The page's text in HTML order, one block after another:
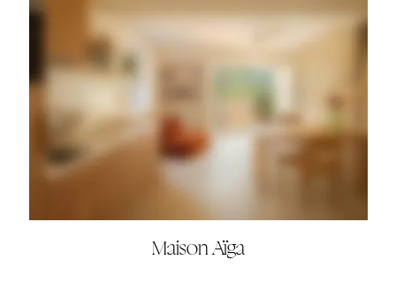
Maison Aïga